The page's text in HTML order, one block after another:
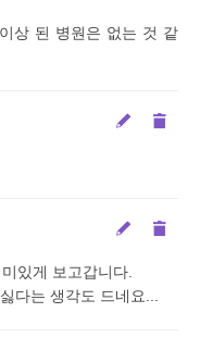
상 된 병원은 없는 것 같
있게 보고갑니다.
다는 생각도 드네요...